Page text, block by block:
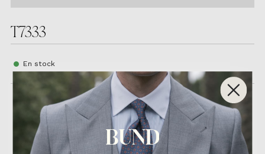
T7333
En stock
Productos relacionados